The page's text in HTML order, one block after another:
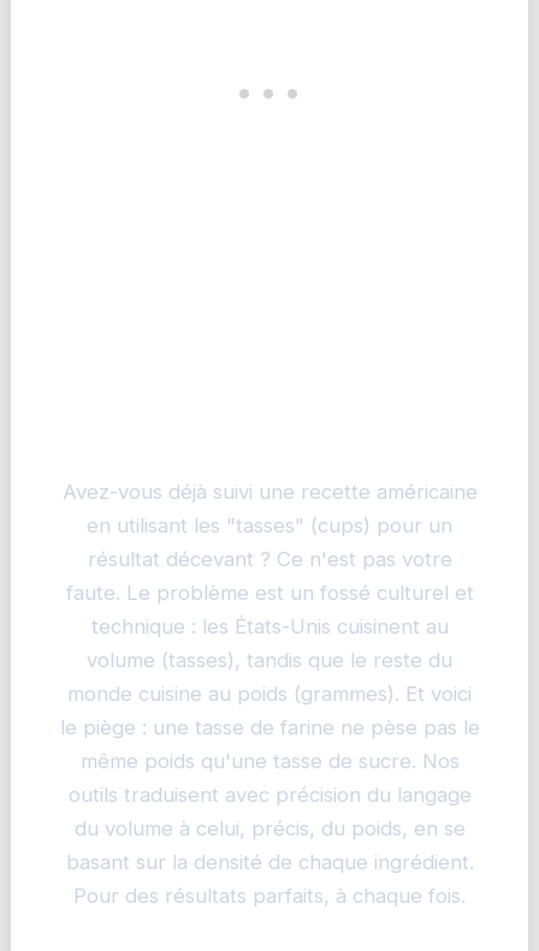
Avez-vous déjà suivi une recette américaine
en utilisant les "tasses" (cups) pour un
résultat décevant ? Ce n'est pas votre
faute. Le problème est un fossé culturel et
technique : les États-Unis cuisinent au
volume (tasses), tandis que le reste du
monde cuisine au poids (grammes). Et voici
le piège : une tasse de farine ne pèse pas le
même poids qu'une tasse de sucre. Nos
outils traduisent avec précision du langage
du volume à celui, précis, du poids, en se
basant sur la densité de chaque ingrédient.
Pour des résultats parfaits, à chaque fois.